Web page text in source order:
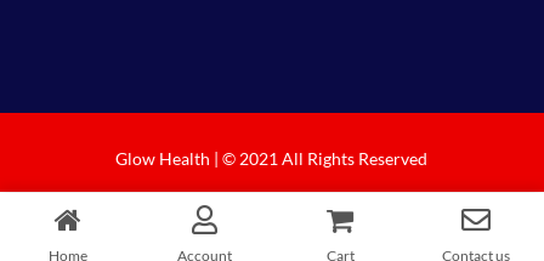
Glow Health | © 2021 All Rights Reserved
Home Account Cart Contact us